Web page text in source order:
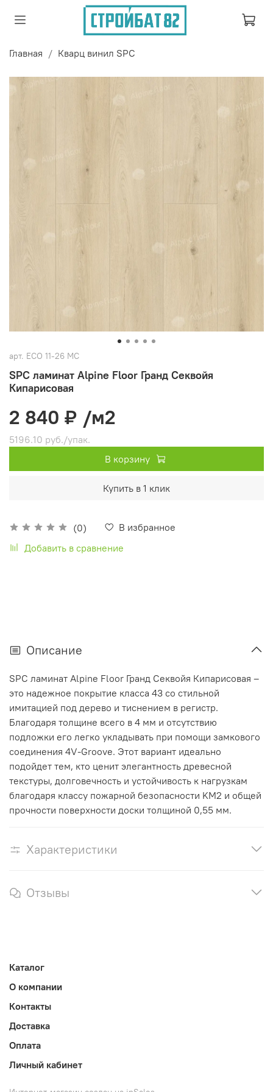
Главная Кварц винил SPC
арт. ECO 11-26 MC
SPC ламинат Alpine Floor Гранд Секвойя
Кипарисовая
(0)
В избранное
Добавить в сравнение
2 840 ₽ /м2
5196.10 руб./упак.
В корзину
Купить в 1 клик
Описание
SPC ламинат Alpine Floor Гранд Секвойя Кипарисовая –
это надежное покрытие класса 43 со стильной
имитацией под дерево и тиснением в регистр.
Благодаря толщине всего в 4 мм и отсутствию
подложки его легко укладывать при помощи замкового
соединения 4V-Groove. Этот вариант идеально
подойдет тем, кто ценит элегантность древесной
текстуры, долговечность и устойчивость к нагрузкам
благодаря классу пожарной безопасности KM2 и общей
прочности поверхности доски толщиной 0,55 мм.
Характеристики
Отзывы
Каталог
О компании
Контакты
Доставка
Оплата
Личный кабинет